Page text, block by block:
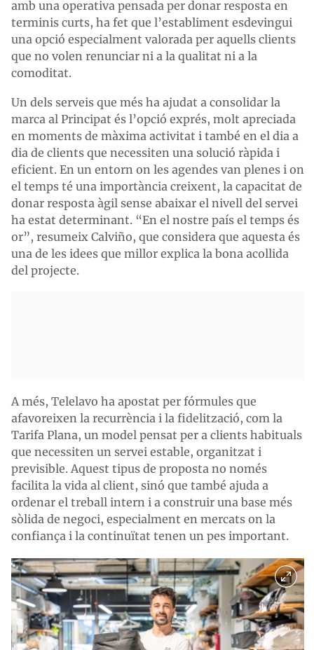
amb una operativa pensada per donar resposta en
terminis curts, ha fet que l’establiment esdevingui
una opció especialment valorada per aquells clients
que no volen renunciar ni a la qualitat ni a la
comoditat.
Un dels serveis que més ha ajudat a consolidar la
marca al Principat és l’opció exprés, molt apreciada
en moments de màxima activitat i també en el dia a
dia de clients que necessiten una solució ràpida i
eficient. En un entorn on les agendes van plenes i on
el temps té una importància creixent, la capacitat de
donar resposta àgil sense abaixar el nivell del servei
ha estat determinant. “En el nostre país el temps és
or”, resumeix Calviño, que considera que aquesta és
una de les idees que millor explica la bona acollida
del projecte.
A més, Telelavo ha apostat per fórmules que
afavoreixen la recurrència i la fidelització, com la
Tarifa Plana, un model pensat per a clients habituals
que necessiten un servei estable, organitzat i
previsible. Aquest tipus de proposta no només
facilita la vida al client, sinó que també ajuda a
ordenar el treball intern i a construir una base més
sòlida de negoci, especialment en mercats on la
confiança i la continuïtat tenen un pes important.